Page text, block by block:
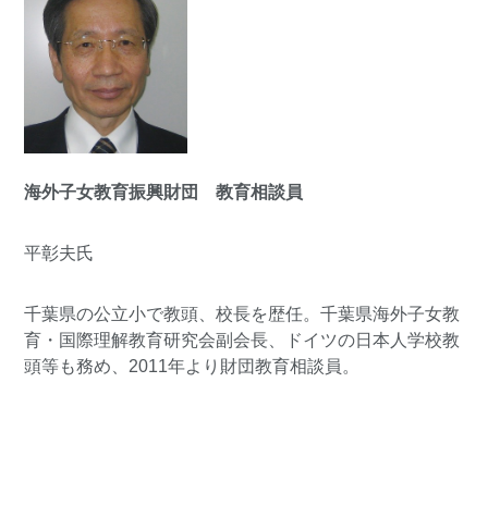
海外子女教育振興財団 教育相談員
平彰夫氏
千葉県の公立小で教頭、校長を歴任。千葉県海外子女教
育・国際理解教育研究会副会長、ドイツの日本人学校教
頭等も務め、2011年より財団教育相談員。